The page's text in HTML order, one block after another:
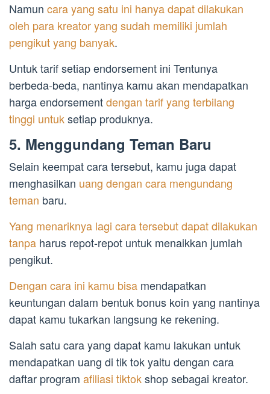
Namun cara yang satu ini hanya dapat dilakukan
oleh para kreator yang sudah memiliki jumlah
pengikut yang banyak.
Untuk tarif setiap endorsement ini Tentunya
berbeda-beda, nantinya kamu akan mendapatkan
harga endorsementdengan tarif yang terbilang
tinggi untuksetiap produknya.
5. Menggundang Teman Baru
Selain keempat cara tersebut, kamu juga dapat
menghasilkan uang dengan cara mengundang
teman baru.
Yang menariknya lagi cara tersebut dapat dilakukan
tanpa harus repot-repot untuk menaikkan jumlah
pengikut.
Dengan cara ini kamu bisa mendapatkan
keuntungan dalam bentuk bonus koin yang nantinya
dapat kamu tukarkan langsung ke rekening.
Salah satu cara yang dapat kamu lakukan untuk
mendapatkan uang di tik tok yaitu dengan cara
daftar program afiliasi tiktokshop sebagai kreator.